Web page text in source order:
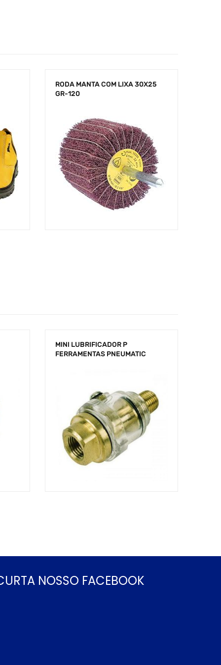
RODA MANTA COM LIXA 30X25
GR-120
MINI LUBRIFICADOR P
FERRAMENTAS PNEUMATIC
NOSSO FACEBOOK